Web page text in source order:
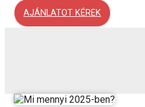
AJÁNLATOT KÉREK